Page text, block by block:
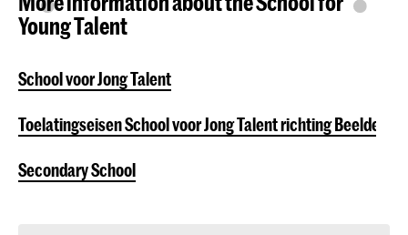
Young Talent
School voor Jong Talent
Toelatingseisen School voor Jong Talent richting
Secondary School